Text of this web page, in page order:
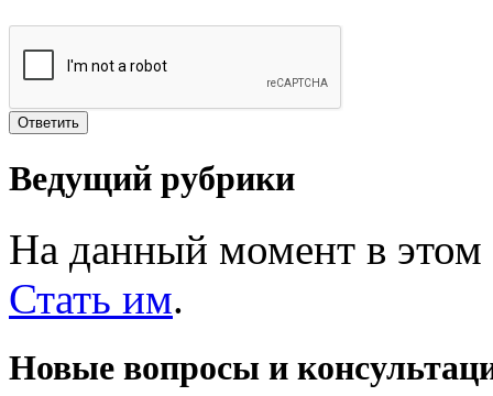
Ведущий рубрики
На данный момент в этом
Стать им.
Новые вопросы и